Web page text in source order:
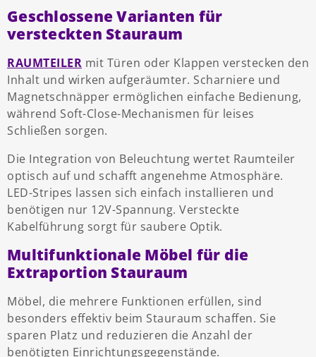
Geschlossene Varianten für
versteckten Stauraum
RAUMTEILER mit Türen oder Klappen verstecken den
Inhalt und wirken aufgeräumter. Scharniere und
Magnetschnäpper ermöglichen einfache Bedienung,
während Soft-Close-Mechanismen für leises
Schließen sorgen.
Die Integration von Beleuchtung wertet Raumteiler
optisch auf und schafft angenehme Atmosphäre.
LED-Stripes lassen sich einfach installieren und
benötigen nur 12V-Spannung. Versteckte
Kabelführung sorgt für saubere Optik.
Multifunktionale Möbel für die
Extraportion Stauraum
Möbel, die mehrere Funktionen erfüllen, sind
besonders effektiv beim Stauraum schaffen. Sie
sparen Platz und reduzieren die Anzahl der
benötigten Einrichtungsgegenstände.